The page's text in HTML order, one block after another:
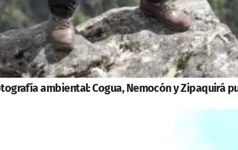
ambiental: Cogua, Nemocón y Zipaquirá